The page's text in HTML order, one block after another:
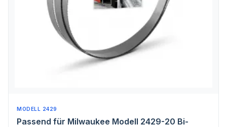
MODELL 2429
Passend für Milwaukee Modell 2429-20 Bi-